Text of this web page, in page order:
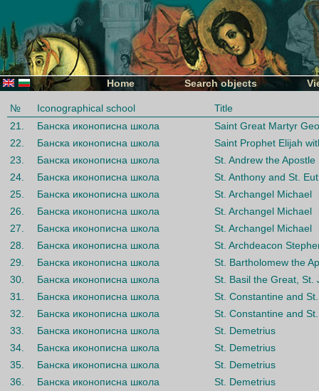
Home Search objects
№ Iconographical school
Title
21.
Банска иконописна школа
Saint Great Martyr
22.
Банска иконописна школа
Saint Prophet Elijah
23.
Банска иконописна школа
St. Andrew the Apostle
24.
Банска иконописна школа
St. Anthony and St.
25.
Банска иконописна школа
St. Archangel Michael
26.
Банска иконописна школа
St. Archangel Michael
27.
Банска иконописна школа
St. Archangel Michael
28.
Банска иконописна школа
St. Archdeacon
29.
Банска иконописна школа
St. Bartholomew the
30.
Банска иконописна школа
St. Basil the Great, St.
31.
Банска иконописна школа
St. Constantine and
32.
Банска иконописна школа
St. Constantine and
33.
Банска иконописна школа
St. Demetrius
34.
Банска иконописна школа
St. Demetrius
35.
Банска иконописна школа
St. Demetrius
36.
Банска иконописна школа
St. Demetrius